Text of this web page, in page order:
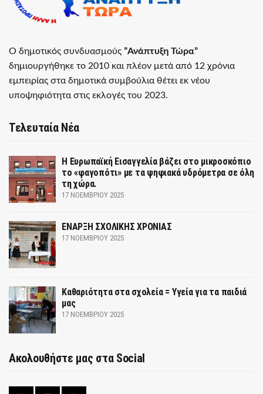
Ο δημοτικός συνδυασμούς ”Ανάπτυξη Τώρα”
δημιουργήθηκε το 2010 και πλέον μετά από 12 χρόνια
εμπειρίας στα δημοτικά συμβούλια θέτει εκ νέου
υποψηφιότητα στις εκλογές του 2023.
Τελευταία Νέα
Η Ευρωπαϊκή Εισαγγελία βάζει στο μικροσκόπιο
το «φαγοπότι» με τα ψηφιακά υδρόμετρα σε όλη
τη χώρα.
17 ΝΟΕΜΒΡΊΟΥ 2025
ΕΝΑΡΞΗ ΣΧΟΛΙΚΗΣ ΧΡΟΝΙΑΣ
17 ΝΟΕΜΒΡΊΟΥ 2025
Καθαριότητα στα σχολεία = Υγεία για τα παιδιά
μας
17 ΝΟΕΜΒΡΊΟΥ 2025
Ακολουθήστε μας στα Social